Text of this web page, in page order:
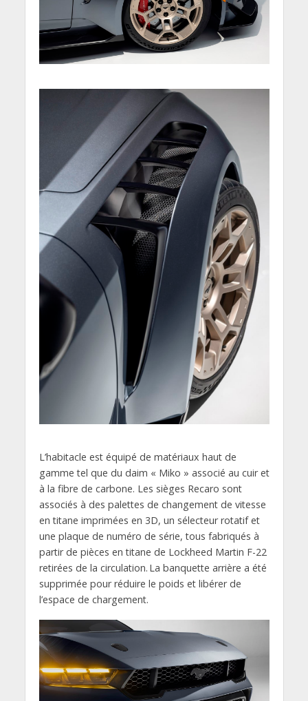
L’habitacle est équipé de matériaux haut de
gamme tel que du daim « Miko » associé au cuir et
à la fibre de carbone. Les sièges Recaro sont
associés à des palettes de changement de vitesse
en titane imprimées en 3D, un sélecteur rotatif et
une plaque de numéro de série, tous fabriqués à
partir de pièces en titane de Lockheed Martin F-22
retirées de la circulation. La banquette arrière a été
supprimée pour réduire le poids et libérer de
l’espace de chargement.